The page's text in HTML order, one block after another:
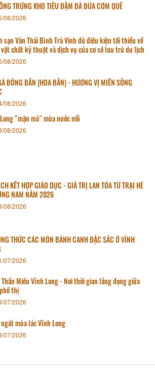
TRỨNG KHO TIÊU ĐẬM ĐÀ BỮA CƠM QUÊ
08/2026
sạn Văn Thái Bình Trà Vinh đủ điều kiện tối thiểu về
vật chất kỹ thuật và dịch vụ của cơ sở lưu trú du lịch
08/2026
BÔNG BẦN (HOA BẦN) - HƯƠNG VỊ MIỀN SÔNG
08/2026
“mặn mà” mùa nước nổi
08/2026
KẾT HỢP GIÁO DỤC - GIÁ TRỊ LAN TỎA TỪ TRẠI HÈ
NAM NĂM 2026
08/2026
THỨC CÁC MÓN BÁNH CANH ĐẶC SẮC Ở VĨNH
07/2026
Miếu Vĩnh Long - Nơi thời gian lắng đọng giữa
thị
07/2026
mùa lác Vĩnh Long
07/2026